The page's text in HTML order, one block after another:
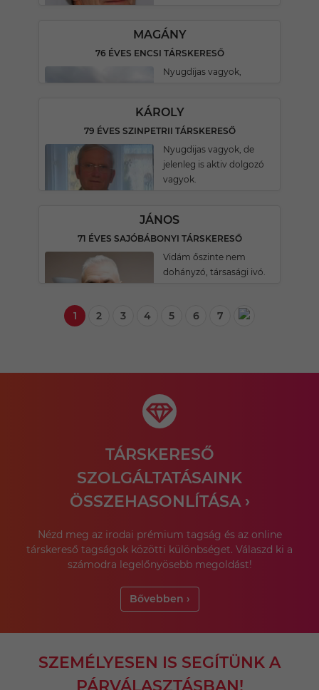
MAGÁNY
76 ÉVES ENCSI TÁRSKERESŐ
Nyugdíjas vagyok,
KÁROLY
79 ÉVES SZINPETRII TÁRSKERESŐ
Nyugdijas vagyok, de
jelenleg is aktiv dolgozó
vagyok.
JÁNOS
71 ÉVES SAJÓBÁBONYI TÁRSKERESŐ
Vidám őszinte nem
dohányzó, társasági ivó.
1 2 3 4 5 6 7
TÁRSKERESŐ
SZOLGÁLTATÁSAINK
ÖSSZEHASONLÍTÁSA ›
Nézd meg az irodai prémium tagság és az online
társkereső tagságok közötti különbséget. Válaszd ki a
számodra legelőnyösebb megoldást!
Bővebben ›
SZEMÉLYESEN IS SEGÍTÜNK A
PÁRVÁLASZTÁSBAN!